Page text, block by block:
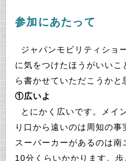
参加にあたって
に気をつけたほうがいい
①広いよ
り口から遠いのは周知の事
スーパーカーがあるのは
10分くらいかかります。